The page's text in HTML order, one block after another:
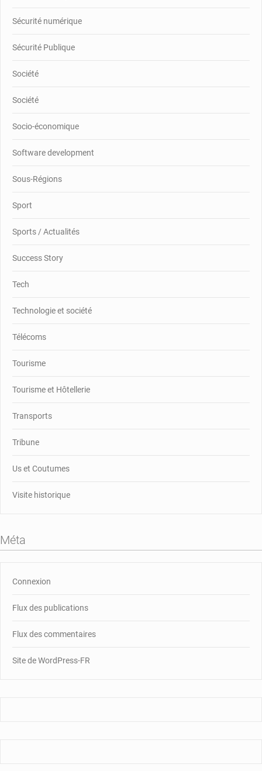
Sécurité numérique
Sécurité Publique
Société
Société
Socio-économique
Software development
Sous-Régions
Sport
Sports / Actualités
Success Story
Tech
Technologie et société
Télécoms
Tourisme
Tourisme et Hôtellerie
Transports
Tribune
Us et Coutumes
Visite historique
Méta
Connexion
Flux des publications
Flux des commentaires
Site de WordPress-FR